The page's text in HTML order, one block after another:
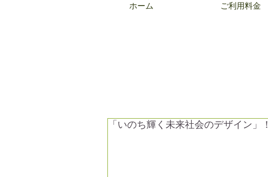
ホーム ご利用料金
「いのち輝く未来社会のデザイン」！